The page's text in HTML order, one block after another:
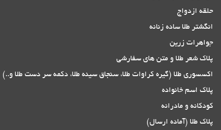
حلقه ازدواج
انگشتر طلا ساده زنانه
جواهرات زرین
پلاک شعر طلا و متن های سفارشی
اکسسوری طلا (گیره کراوات طلا، سنجاق سینه طلا، دکمه سر دست طلا و..)
پلاک اسم خانواده
کودکانه و مادرانه
پلاک طلا (آماده ارسال)